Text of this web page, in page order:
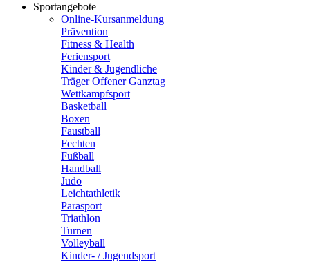
Sportangebote
Online-Kursanmeldung
Prävention
Fitness & Health
Feriensport
Kinder & Jugendliche
Träger Offener Ganztag
Wettkampfsport
Basketball
Boxen
Faustball
Fechten
Fußball
Handball
Judo
Leichtathletik
Parasport
Triathlon
Turnen
Volleyball
Kinder- / Jugendsport